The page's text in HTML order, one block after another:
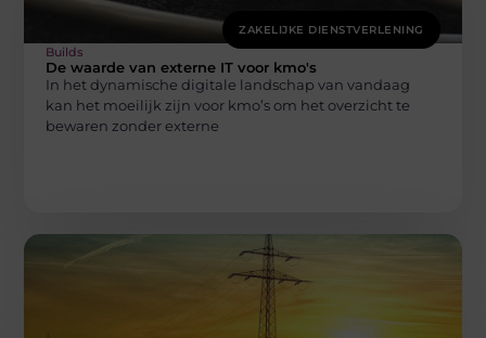
ZAKELIJKE DIENSTVERLENING
Builds
De waarde van externe IT voor kmo's
In het dynamische digitale landschap van vandaag
kan het moeilijk zijn voor kmo’s om het overzicht te
bewaren zonder externe